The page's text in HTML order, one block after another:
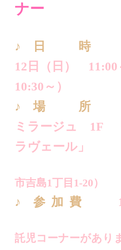
ナー
♪ 日 時
12日（日） 11:00
10:30～）
♪ 場 所
ミラージュ 1F
ラヴェール」
（富山
市吉島1丁目1-20）
♪ 参 加 費
（当日
託児コーナーがあり